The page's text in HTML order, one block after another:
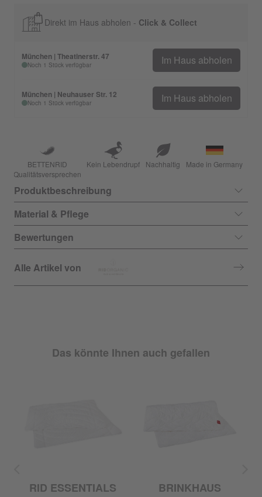
Direkt im Haus abholen - Click & Collect
München | Theatinerstr. 47
Noch 1 Stück verfügbar Im Haus abholen
München | Neuhauser Str. 12
Noch 1 Stück verfügbar Im Haus abholen
BETTENRID
Qualitätsversprechen
Kein Lebendrupf Nachhaltig Made in Germany
Produktbeschreibung
Material & Pflege
Bewertungen
Alle Artikel von
Das könnte Ihnen auch gefallen
RID ESSENTIALS
BRINKHAUS